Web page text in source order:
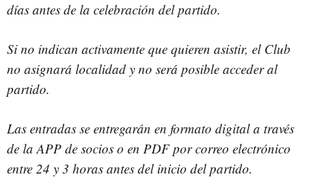
días antes de la celebración del partido.
Si no indican activamente que quieren asistir, el Club
no asignará localidad y no será posible acceder al
partido.
Las entradas se entregarán en formato digital a través
de la APP de socios o en PDF por correo electrónico
entre 24 y 3 horas antes del inicio del partido.